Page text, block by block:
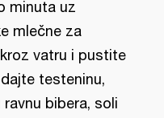
minuta uz
mlečne za
vatru i pustite
testeninu,
bibera, soli